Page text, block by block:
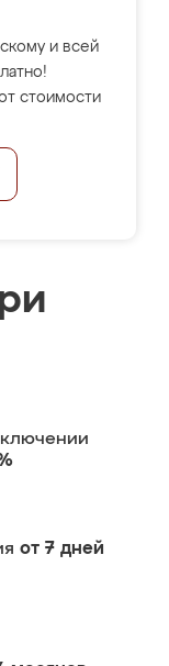
и всей
стоимости
от 7 дней